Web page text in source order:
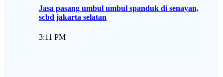
Jasa pasang umbul umbul spanduk di senayan,
scbd jakarta selatan
3:11 PM